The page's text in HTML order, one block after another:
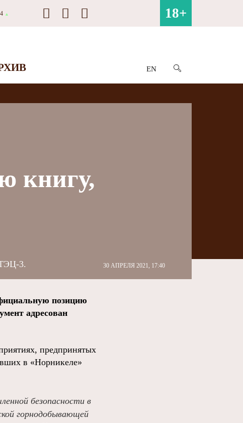
▲ 18+
EN
книгу,
30 АПРЕЛЯ 2021, 17:40
3.
позицию
адресован
предпринятых
в «Норникеле»
безопасности в
горнодобывающей